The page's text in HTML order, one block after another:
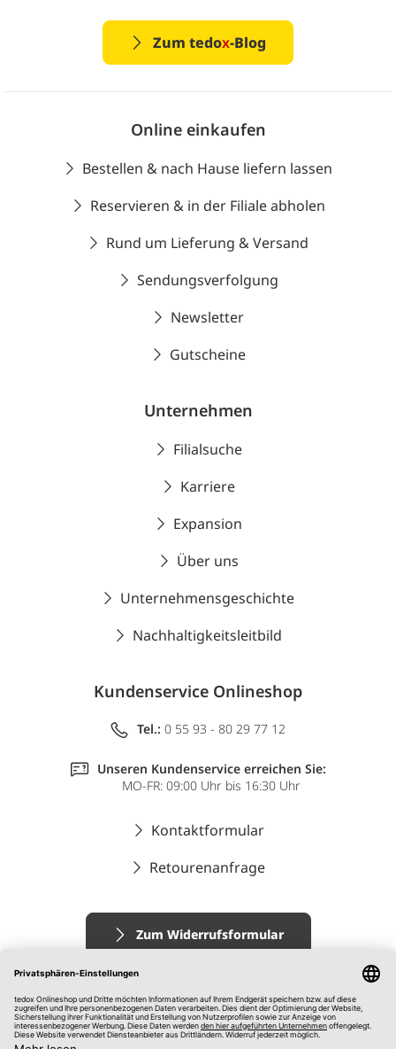
Zum tedox-Blog
Online einkaufen
Bestellen & nach Hause liefern lassen
Reservieren & in der Filiale abholen
Rund um Lieferung & Versand
Sendungsverfolgung
Newsletter
Gutscheine
Unternehmen
Filialsuche
Karriere
Expansion
Über uns
Unternehmensgeschichte
Nachhaltigkeitsleitbild
Kundenservice Onlineshop
Tel.: 0 55 93 - 80 29 77 12
Unseren Kundenservice erreichen Sie:
MO-FR: 09:00 Uhr bis 16:30 Uhr
Kontaktformular
Retourenanfrage
Zum Widerrufsformular
Impressum
AGB